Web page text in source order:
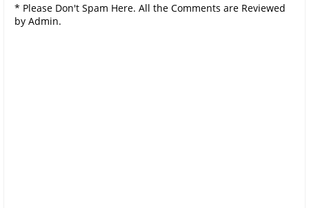
* Please Don't Spam Here. All the Comments are Reviewed
by Admin.